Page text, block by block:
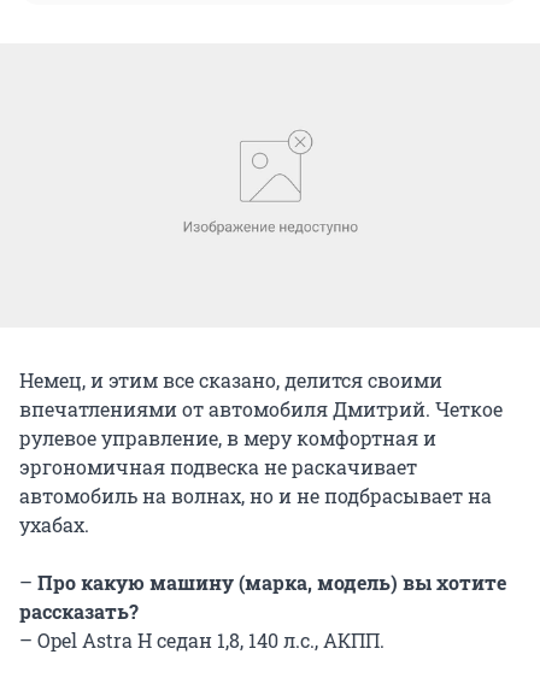
Немец, и этим все сказано, делится своими
впечатлениями от автомобиля Дмитрий. Четкое
рулевое управление, в меру комфортная и
эргономичная подвеска не раскачивает
автомобиль на волнах, но и не подбрасывает на
ухабах.
– Про какую машину (марка, модель) вы хотите
рассказать?
– Opel Astra H седан 1,8, 140 л.с., АКПП.